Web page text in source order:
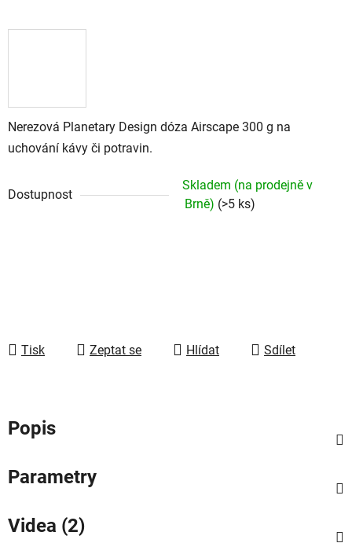
Nerezová Planetary Design dóza Airscape 300 g na
uchování kávy či potravin.
Dostupnost
Skladem (na prodejně v
Brně) (>5 ks)
Tisk Zeptat se Hlídat Sdílet
Popis
Parametry
Videa (2)